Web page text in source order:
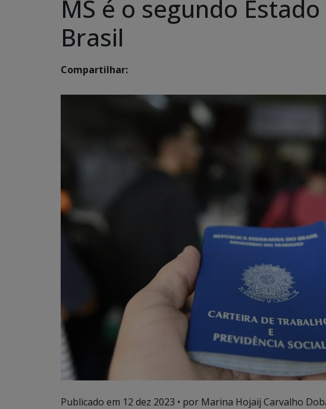
MS é o segundo
Brasil
Compartilhar:
Publicado em 12 dez 2023 • por Marina Hojaij Carvalho